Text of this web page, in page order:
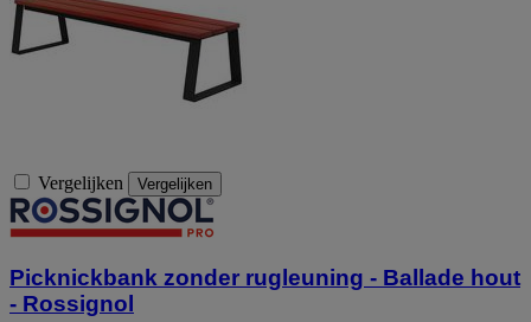
Vergelijken Vergelijken
Picknickbank zonder rugleuning - Ballade hout
- Rossignol